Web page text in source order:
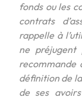
fonds ou les
contrats
rappelle à
ne préjugent
recommande
définition de
de ses